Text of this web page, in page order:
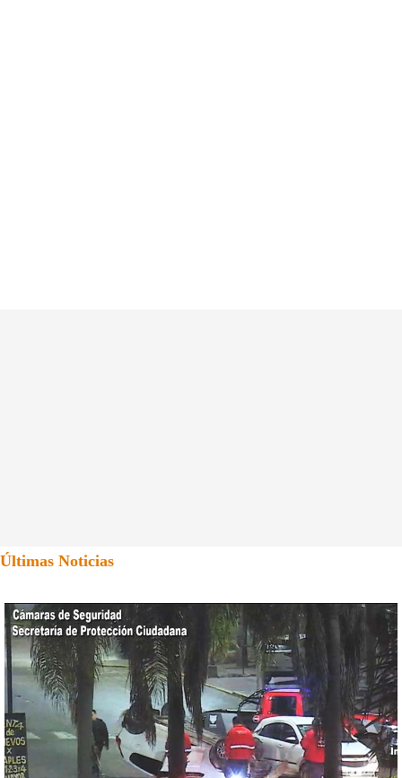
Últimas Noticias